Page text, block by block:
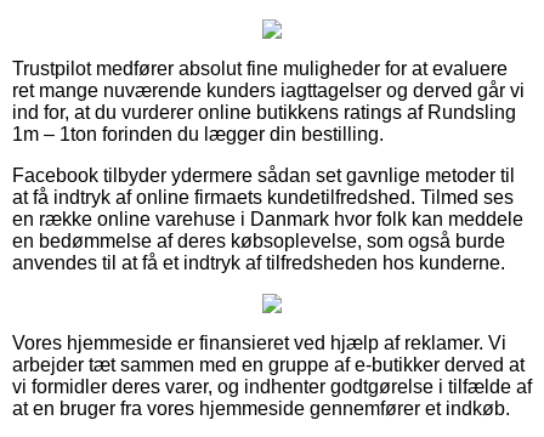
Trustpilot medfører absolut fine muligheder for at evaluere
ret mange nuværende kunders iagttagelser og derved går vi
ind for, at du vurderer online butikkens ratings af Rundsling
1m – 1ton forinden du lægger din bestilling.
Facebook tilbyder ydermere sådan set gavnlige metoder til
at få indtryk af online firmaets kundetilfredshed. Tilmed ses
en række online varehuse i Danmark hvor folk kan meddele
en bedømmelse af deres købsoplevelse, som også burde
anvendes til at få et indtryk af tilfredsheden hos kunderne.
Vores hjemmeside er finansieret ved hjælp af reklamer. Vi
arbejder tæt sammen med en gruppe af e-butikker derved at
vi formidler deres varer, og indhenter godtgørelse i tilfælde af
at en bruger fra vores hjemmeside gennemfører et indkøb.